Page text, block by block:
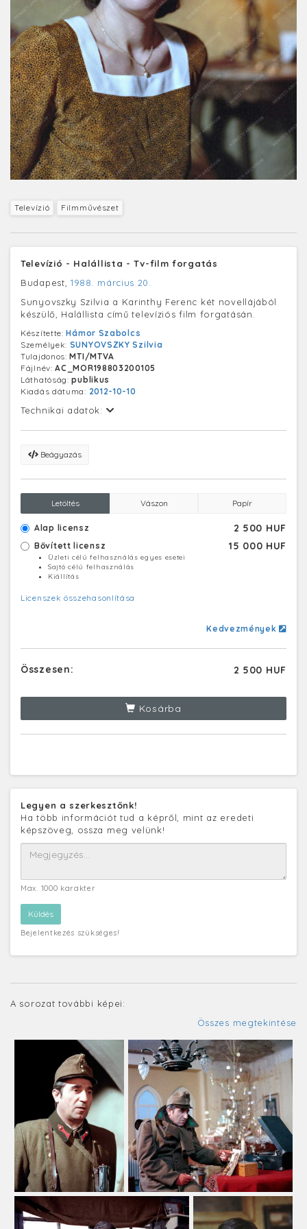
Televízió Filmművészet
Televízió - Halállista - Tv-film forgatás
Budapest, 1988. március 20.
Sunyovszky Szilvia a Karinthy Ferenc két novellájából
készülő, Halállista című televíziós film forgatásán.
Készítette:Hámor Szabolcs
Személyek: SUNYOVSZKY Szilvia
Tulajdonos:MTI/MTVA
Fájlnév:AC_MOR198803200105
Láthatóság:publikus
Kiadás dátuma: 2012-10-10
Technikai adatok:
Beágyazás
Letöltés Vászon Papír
Alap licensz 2 500 HUF
Bővített licensz 15 000 HUF
Üzleti célú felhasználás egyes esetei
Sajtó célú felhasználás
Kiállítás
Licenszek összehasonlítása
Kedvezmények
Összesen: 2 500 HUF
Kosárba
Legyen a szerkesztőnk!
Ha több információt tud a képről, mint az eredeti
képszöveg, ossza meg velünk!
Max. 1000 karakter
Bejelentkezés szükséges!
A sorozat további képei:
Összes megtekintése